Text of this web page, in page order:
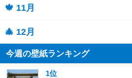
🍁 11月
🎄 12月
今週の壁紙ランキング
1位